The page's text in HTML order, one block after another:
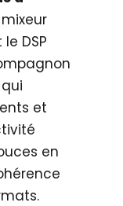
mixeur
DSP
et
en